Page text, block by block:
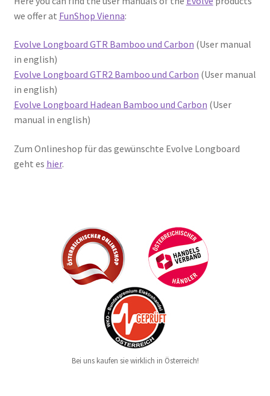
we offer at FunShop Vienna:
Evolve Longboard GTR Bamboo und Carbon (User manual
in english)
Evolve Longboard GTR2 Bamboo und Carbon (User manual
in english)
Evolve Longboard Hadean Bamboo und Carbon (User
manual in english)
Zum Onlineshop für das gewünschte Evolve Longboard
geht es hier.
Bei uns kaufen sie wirklich in Österreich!